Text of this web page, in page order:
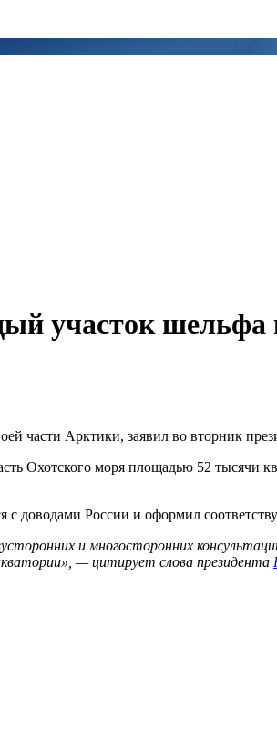
участок шельфа
части Арктики, заявил во вторник
Охотского моря площадью 52 тысячи
доводами России и оформил
и многосторонних
— цитирует слова президента